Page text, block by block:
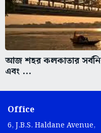
আজ শহর কলকাতার
এবং ...
Office
6, J.B.S. Haldane Avenue,